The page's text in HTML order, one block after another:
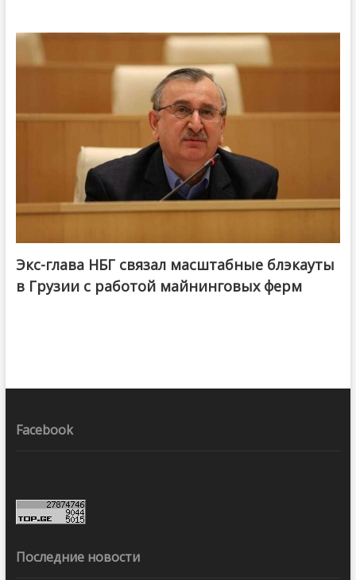
Экс-глава НБГ связал масштабные блэкауты
в Грузии с работой майнинговых ферм
Facebook
Последние новости